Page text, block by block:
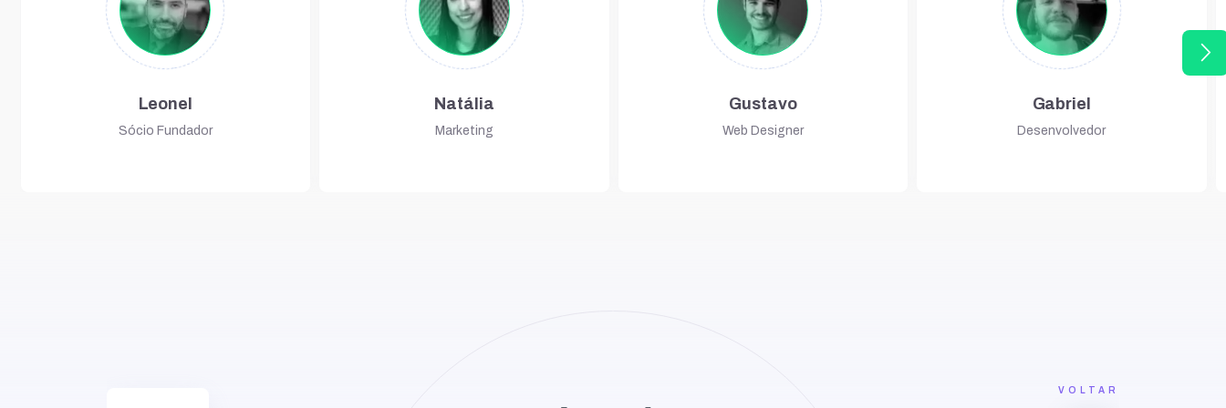
Leonel
Sócio Fundador
Natália
Marketing
Gustavo
Web Designer
Gabriel
Desenvolvedor
arrow_forward_ios
VOLTAR